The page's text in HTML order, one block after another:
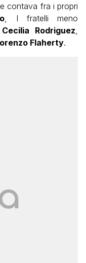
contava fra i propri
, I fratelli meno
Cecilia Rodriguez
Flaherty.